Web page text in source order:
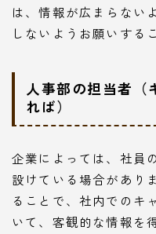
は、情報が広まらない
しないようお願いする
人事部の担当者（
れば）
企業によっては、社員
設けている場合があり
ることで、社内でのキ
いて、客観的な情報を